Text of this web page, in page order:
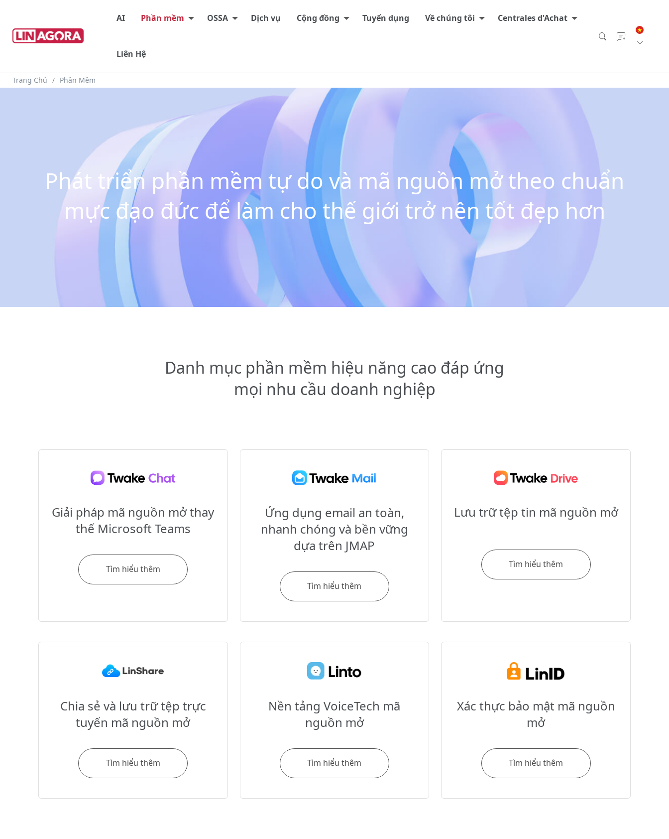
AI Phần mềm OSSA Dịch vụ Cộng đồng Tuyển dụng Về chúng tôi Centrales d'Achat
Liên Hệ
Breadcrumb
Trang Chủ Phần Mềm
Phát triển phần mềm tự do và mã nguồn mở theo chuẩn
mực đạo đức để làm cho thế giới trở nên tốt đẹp hơn
Danh mục phần mềm hiệu năng cao đáp ứng
mọi nhu cầu doanh nghiệp
Giải pháp mã nguồn mở thay
thế Microsoft Teams
Tìm hiểu thêm
Ứng dụng email an toàn,
nhanh chóng và bền vững
dựa trên JMAP
Tìm hiểu thêm
Lưu trữ tệp tin mã nguồn mở
Tìm hiểu thêm
Chia sẻ và lưu trữ tệp trực
tuyến mã nguồn mở
Tìm hiểu thêm
Nền tảng VoiceTech mã
nguồn mở
Tìm hiểu thêm
Xác thực bảo mật mã nguồn
mở
Tìm hiểu thêm